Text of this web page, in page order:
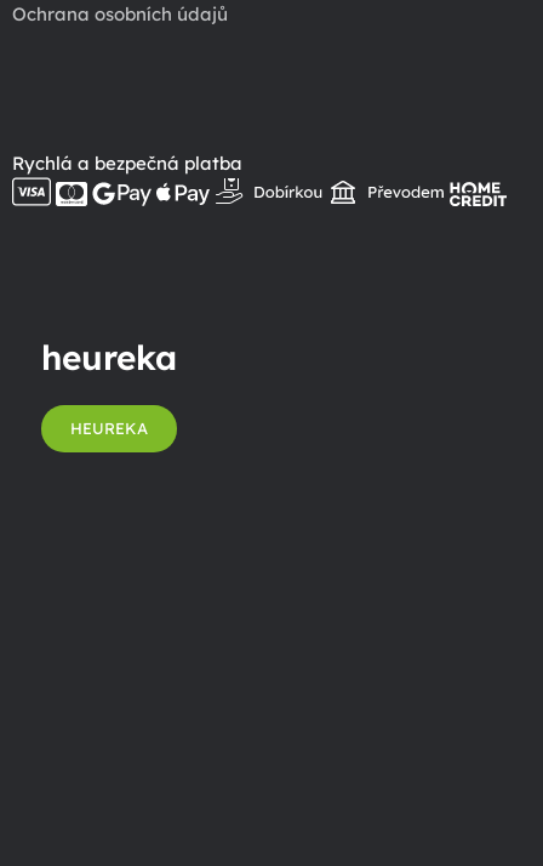
Ochrana osobních údajů
Rychlá a bezpečná platba
heureka
HEUREKA